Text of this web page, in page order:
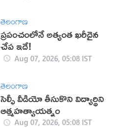
తెలంగాణ
ప్రపంచంలోనే అత్యంత ఖరీదైన
చేప ఇదే!
Aug 07, 2026, 05:08 IST
తెలంగాణ
సెల్ఫీ వీడియో తీసుకొని విద్యార్థిని
ఆత్మహత్యాయత్నం
Aug 07, 2026, 05:08 IST